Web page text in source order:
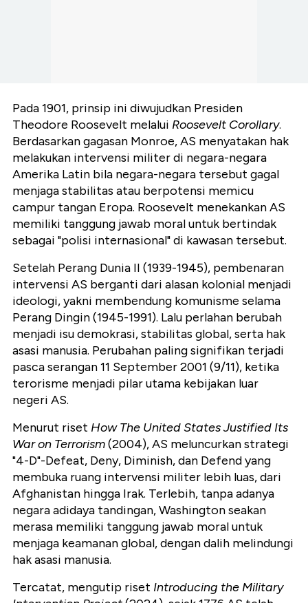
Pada 1901, prinsip ini diwujudkan Presiden
Theodore Roosevelt melalui Roosevelt Corollary.
Berdasarkan gagasan Monroe, AS menyatakan hak
melakukan intervensi militer di negara-negara
Amerika Latin bila negara-negara tersebut gagal
menjaga stabilitas atau berpotensi memicu
campur tangan Eropa. Roosevelt menekankan AS
memiliki tanggung jawab moral untuk bertindak
sebagai "polisi internasional" di kawasan tersebut.
Setelah Perang Dunia II (1939-1945), pembenaran
intervensi AS berganti dari alasan kolonial menjadi
ideologi, yakni membendung komunisme selama
Perang Dingin (1945-1991). Lalu perlahan berubah
menjadi isu demokrasi, stabilitas global, serta hak
asasi manusia. Perubahan paling signifikan terjadi
pasca serangan 11 September 2001 (9/11), ketika
terorisme menjadi pilar utama kebijakan luar
negeri AS.
Menurut riset How The United States Justified Its
War on Terrorism(2004), AS meluncurkan strategi
"4-D"-Defeat, Deny, Diminish, dan Defend yang
membuka ruang intervensi militer lebih luas, dari
Afghanistan hingga Irak. Terlebih, tanpa adanya
negara adidaya tandingan, Washington seakan
merasa memiliki tanggung jawab moral untuk
menjaga keamanan global, dengan dalih melindungi
hak asasi manusia.
Tercatat, mengutip riset Introducing the Military